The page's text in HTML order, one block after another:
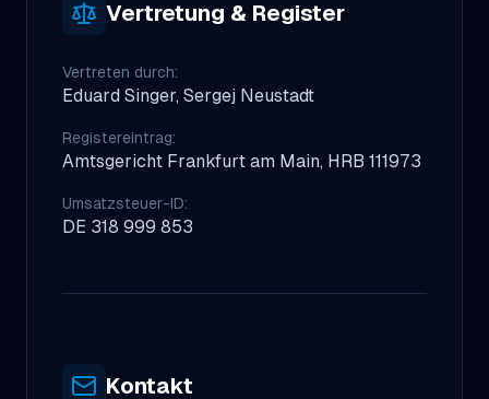
Vertretung & Register
Vertreten durch:
Eduard Singer, Sergej Neustadt
Registereintrag:
Amtsgericht Frankfurt am Main, HRB 111973
Umsatzsteuer-ID:
DE 318 999 853
Kontakt